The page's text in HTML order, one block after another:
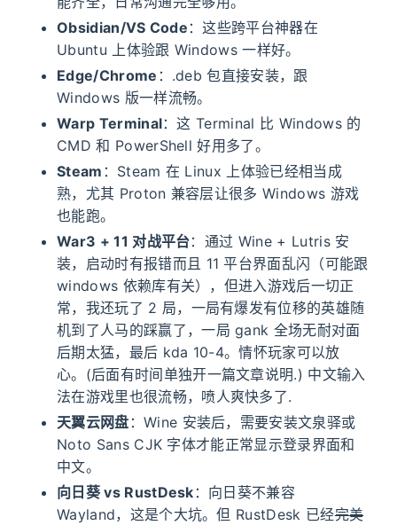
Obsidian/VS Code ：这些跨平台神器在
Ubuntu 上体验跟 Windows 一样好。
Edge/Chrome ：.deb 包直接安装，跟
Windows 版一样流畅。
Warp Terminal：这 Terminal 比 Windows 的
CMD 和 PowerShell 好用多了。
Steam ：Steam 在 Linux 上体验已经相当成
熟，尤其 Proton 兼容层让很多 Windows 游戏
也能跑。
War3 + 11 对战平台：通过 Wine + Lutris 安
装，启动时有报错而且 11 平台界面乱闪（可能跟
windows 依赖库有关），但进入游戏后一切正
常，我还玩了 2 局，一局有爆发有位移的英雄随
机到了人马的踩赢了，一局 gank 全场无耐对面
后期太猛，最后 kda 10-4。情怀玩家可以放
心。(后面有时间单独开一篇文章说明.) 中文输入
法在游戏里也很流畅，喷人爽快多了.
天翼云网盘 ：Wine 安装后，需要安装文泉驿或
Noto Sans CJK 字体才能正常显示登录界面和
中文。
向日葵 vs RustDesk ：向日葵不兼容
Wayland，这是个大坑。但 RustDesk 已经完美